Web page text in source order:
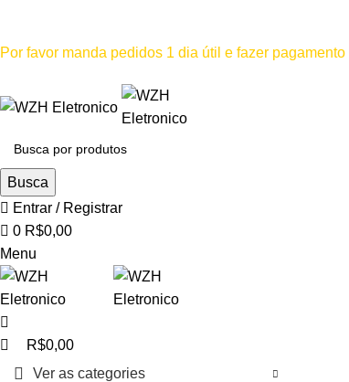
Por favor manda pedidos 1 dia útil e fazer
Busca
Entrar / Registrar
0 R$0,00
Menu
R$0,00
Ver as categories